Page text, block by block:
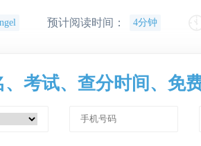
预计阅读时间： 4分钟
考试、查分时间、免